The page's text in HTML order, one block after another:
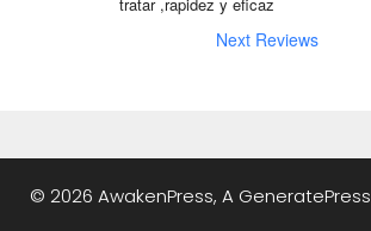
tratar ,rapidez y eficaz
Next Reviews
© 2026 AwakenPress, A GeneratePress